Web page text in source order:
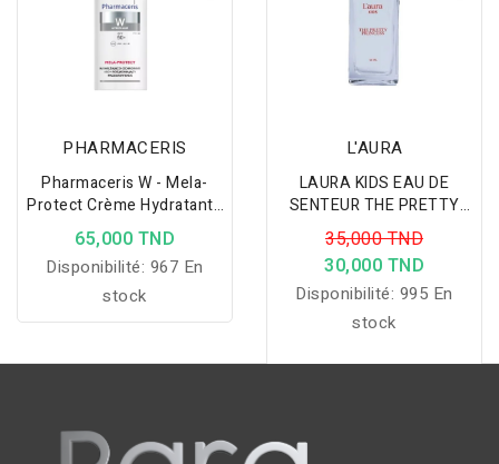
fosses nasales évite le
risque de surinfections
O.R.L
PHARMACERIS
Pharmaceris W - Mela-
Protect Crème Hydratante
Et Protectrice
Éclaircissante
Décolorations SPF 50+, 50
Ml
65,000 TND
Disponibilité: 967 En
stock
L'AURA
LAURA KIDS EAU DE
SENTEUR THE PRETTY
PRINCESS 50ML
35,000 TND
30,000 TND
Disponibilité: 995 En
stock